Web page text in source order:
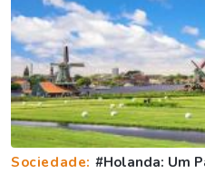
Sociedade: #Holanda: Um